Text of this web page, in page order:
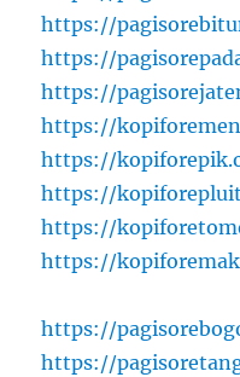
https://
https://
https://
https://
https://
https://
https://
https://
https://
https://